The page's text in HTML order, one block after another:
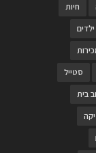
חיות
ילדים
סטייל
בית